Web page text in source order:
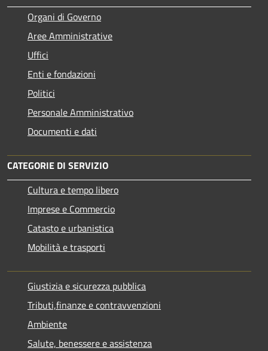
Organi di Governo
Aree Amministrative
Uffici
Enti e fondazioni
Politici
Personale Amministrativo
Documenti e dati
CATEGORIE DI SERVIZIO
Cultura e tempo libero
Imprese e Commercio
Catasto e urbanistica
Mobilità e trasporti
Giustizia e sicurezza pubblica
Tributi,finanze e contravvenzioni
Ambiente
Salute, benessere e assistenza